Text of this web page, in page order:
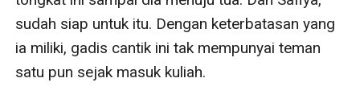
sudah siap untuk itu. Dengan keterbatasan yang
ia miliki, gadis cantik ini tak mempunyai teman
satu pun sejak masuk kuliah.